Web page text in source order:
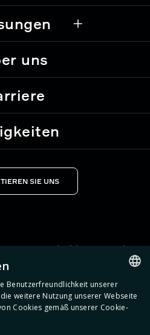
uns
SIE UNS
(BR)/POLNISCH/
ENGLISH
SPANISH
Benutzerfreundlichkeit unserer
weitere Nutzung unserer Webseite
Cookies gemäß unserer Cookie-